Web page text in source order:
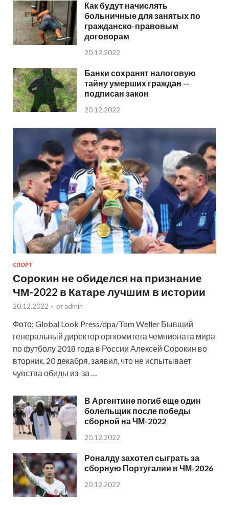
Как будут начислять
больничные для занятых по
гражданско-правовым
договорам
20.12.2022
Банки сохранят налоговую
тайну умерших граждан —
подписан закон
20.12.2022
СПОРТ
Сорокин не обиделся на признание
ЧМ-2022 в Катаре лучшим в истории
20.12.2022 - от admin
Фото: Global Look Press/dpa/Tom Weller Бывший
генеральный директор оргкомитета чемпионата мира
по футболу 2018 года в России Алексей Сорокин во
вторник, 20 декабря, заявил, что не испытывает
чувства обиды из-за …
В Аргентине погиб еще один
болельщик после победы
сборной на ЧМ-2022
20.12.2022
Роналду захотел сыграть за
сборную Португалии в ЧМ-2026
20.12.2022